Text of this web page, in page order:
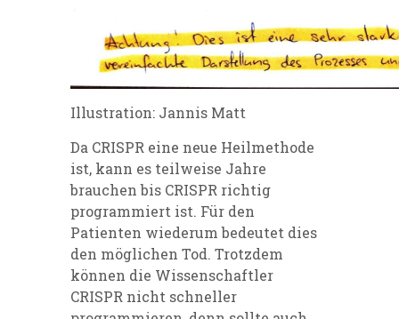
Illustration: Jannis Matt
Da CRISPR eine neue Heilmethode
ist, kann es teilweise Jahre
brauchen bis CRISPR richtig
programmiert ist. Für den
Patienten wiederum bedeutet dies
den möglichen Tod. Trotzdem
können die Wissenschaftler
CRISPR nicht schneller